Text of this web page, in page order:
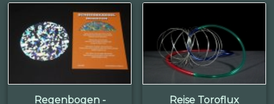
Regenbogen - Reise Toroflux